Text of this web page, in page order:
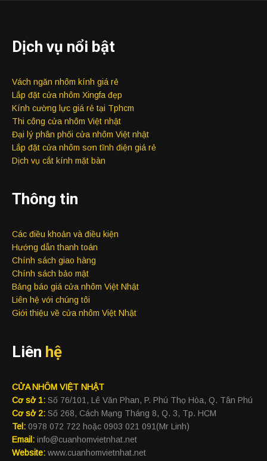
Dịch vụ nổi bật
Vách ngăn nhôm kính giá rẻ
Lắp đặt cửa nhôm Xingfa đẹp
Kính cường lực giá rẻ tại Tphcm
Thi công cửa nhôm Việt nhật
Đại lý phân phối cửa nhôm Việt nhật
Lắp đặt cửa nhôm sơn tĩnh điện giá rẻ
Dịch vụ cắt kính mặt bàn
Thông tin
Các điều khoản và điều kiện
Hướng dẫn thanh toán
Chính sách giao hàng
Chính sách bảo mật
Bảng báo giá cửa nhôm Việt Nhật
Liên hệ với chúng tôi
Giới thiệu về cửa nhôm Việt Nhật
Liên hệ
CỬA NHÔM VIỆT NHẬT
Cơ sở 1: Số 76/101, Lê Văn Phan, P. Phú Thọ Hòa, Q. Tân Phú
Cơ sở 2: Số 268, Cách Mạng Tháng 8, Q. 3, Tp. HCM
Tel: 0978 072 722 hoặc 0903 021 091(Mr Linh)
Email: info@cuanhomvietnhat.net
Website: www.cuanhomvietnhat.net